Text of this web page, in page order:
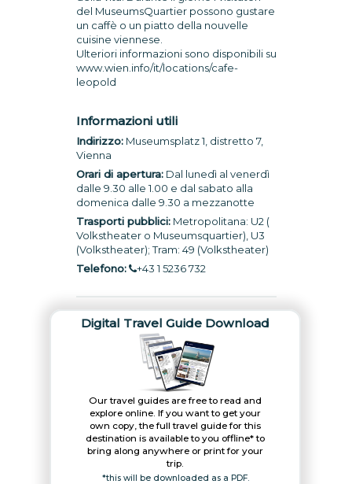
del MuseumsQuartier possono gustare
un caffè o un piatto della nouvelle
cuisine viennese.
Ulteriori informazioni sono disponibili su
www.wien.info/it/locations/cafe-
leopold
Informazioni utili
Indirizzo:Museumsplatz 1, distretto 7,
Vienna
Orari di apertura:Dal lunedì al venerdì
dalle 9.30 alle 1.00 e dal sabato alla
domenica dalle 9.30 a mezzanotte
Trasporti pubblici:Metropolitana: U2 (
Volkstheater o Museumsquartier), U3
(Volkstheater); Tram: 49 (Volkstheater)
Telefono:
+43 1 5236 732
Digital Travel Guide Download
Our travel guides are free to read and
explore online. If you want to get your
own copy, the full travel guide for this
destination is available to you offline* to
bring along anywhere or print for your
trip.​
*this will be downloaded as a PDF.